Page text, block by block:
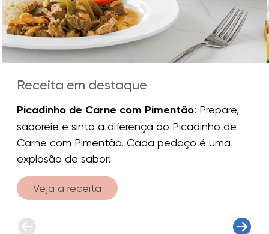
Receita em destaque
Picadinho de Carne com Pimentão: Prepare,
saboreie e sinta a diferença do Picadinho de
Carne com Pimentão. Cada pedaço é uma
explosão de sabor!
Veja a receita